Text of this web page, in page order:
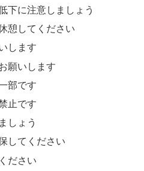
下に注意しましょう
憩してください
します
願いします
部です
止です
しょう
してください
ださい